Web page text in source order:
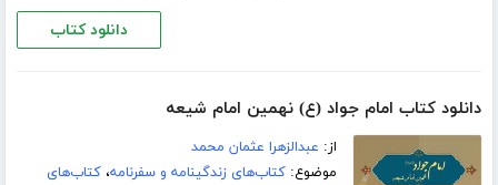
دانلود کتاب
دانلود کتاب امام جواد (ع) نهمین امام شیعه
از: عبدالزهرا عثمان محمد
موضوع:کتاب‌های زندگینامه و سفرنامه،کتاب‌های